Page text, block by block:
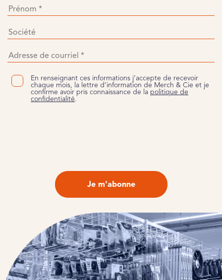
En renseignant ces informations j’accepte de recevoir
chaque mois, la lettre d’information de Merch & Cie et je
confirme avoir pris connaissance de la politique de
confidentialité.